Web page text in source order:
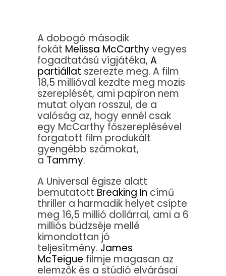
A dobogó második
fokát Melissa McCarthyvegyes
fogadtatású vígjátéka, A
partiállat szerezte meg. A film
18,5 millióval kezdte meg mozis
szereplését, ami papíron nem
mutat olyan rosszul, de a
valóság az, hogy ennél csak
egy McCarthy főszereplésével
forgatott film produkált
gyengébb számokat,
a Tammy.
A Universal égisze alatt
bemutatott Breaking In című
thriller a harmadik helyet csípte
meg 16,5 millió dollárral, ami a 6
milliós büdzséje mellé
kimondottan jó
teljesítmény. James
McTeigue filmje magasan az
elemzők és a stúdió elvárásai